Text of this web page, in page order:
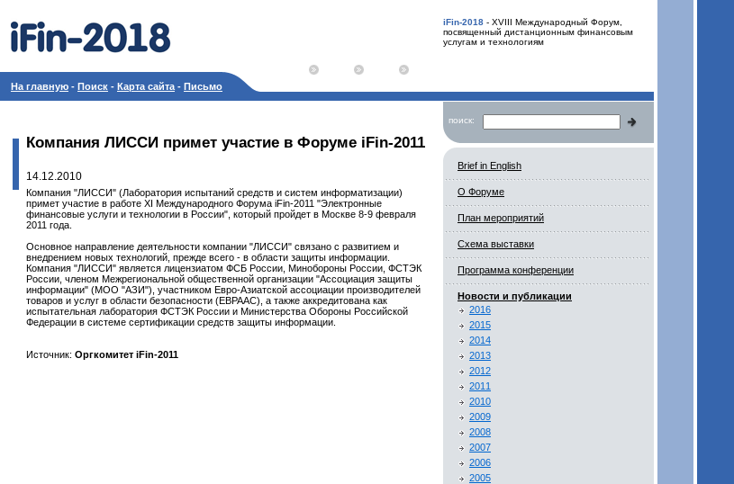
На главную - Поиск - Карта сайта - Письмо
iFin-2018 - XVIII Международный Форум,
посвященный дистанционным финансовым
услугам и технологиям
Компания ЛИССИ примет участие в Форуме iFin-2011
14.12.2010
Компания "ЛИССИ" (Лаборатория испытаний средств и систем информатизации)
примет участие в работе XI Международного Форума iFin-2011 "Электронные
финансовые услуги и технологии в России", который пройдет в Москве 8-9 февраля
2011 года.
Основное направление деятельности компании "ЛИССИ" связано с развитием и
внедрением новых технологий, прежде всего - в области защиты информации.
Компания "ЛИССИ" является лицензиатом ФСБ России, Минобороны России, ФСТЭК
России, членом Межрегиональной общественной организации "Ассоциация защиты
информации" (МОО "АЗИ"), участником Евро-Азиатской ассоциации производителей
товаров и услуг в области безопасности (ЕВРААС), а также аккредитована как
испытательная лаборатория ФСТЭК России и Министерства Обороны Российской
Федерации в системе сертификации средств защиты информации.
Источник: Оргкомитет iFin-2011
поиск:
Brief in English
О Форуме
План мероприятий
Схема выставки
Программа конференции
Новости и публикации
2016
2015
2014
2013
2012
2011
2010
2009
2008
2007
2006
2005